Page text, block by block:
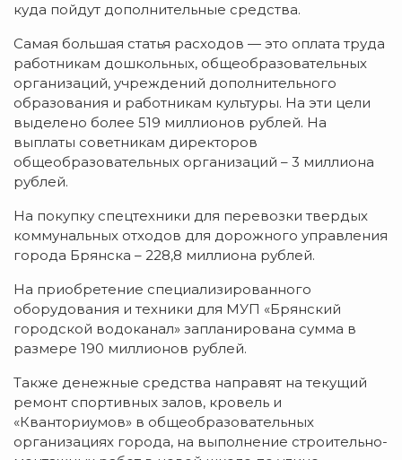
куда пойдут дополнительные средства.
Самая большая статья расходов — это оплата труда
работникам дошкольных, общеобразовательных
организаций, учреждений дополнительного
образования и работникам культуры. На эти цели
выделено более 519 миллионов рублей. На
выплаты советникам директоров
общеобразовательных организаций – 3 миллиона
рублей.
На покупку спецтехники для перевозки твердых
коммунальных отходов для дорожного управления
города Брянска – 228,8 миллиона рублей.
На приобретение специализированного
оборудования и техники для МУП «Брянский
городской водоканал» запланирована сумма в
размере 190 миллионов рублей.
Также денежные средства направят на текущий
ремонт спортивных залов, кровель и
«Кванториумов» в общеобразовательных
организациях города, на выполнение строительно-